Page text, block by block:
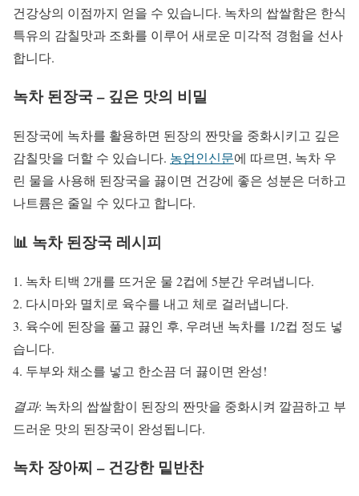
건강상의 이점까지 얻을 수 있습니다. 녹차의 쌉쌀함은 한식
특유의 감칠맛과 조화를 이루어 새로운 미각적 경험을 선사
합니다.
녹차 된장국 – 깊은 맛의 비밀
된장국에 녹차를 활용하면 된장의 짠맛을 중화시키고 깊은
감칠맛을 더할 수 있습니다. 농업인신문에 따르면, 녹차 우
린 물을 사용해 된장국을 끓이면 건강에 좋은 성분은 더하고
나트륨은 줄일 수 있다고 합니다.
📊 녹차 된장국 레시피
1. 녹차 티백 2개를 뜨거운 물 2컵에 5분간 우려냅니다.
2. 다시마와 멸치로 육수를 내고 체로 걸러냅니다.
3. 육수에 된장을 풀고 끓인 후, 우려낸 녹차를 1/2컵 정도 넣
습니다.
4. 두부와 채소를 넣고 한소끔 더 끓이면 완성!
결과: 녹차의 쌉쌀함이 된장의 짠맛을 중화시켜 깔끔하고 부
드러운 맛의 된장국이 완성됩니다.
녹차 장아찌 – 건강한 밑반찬